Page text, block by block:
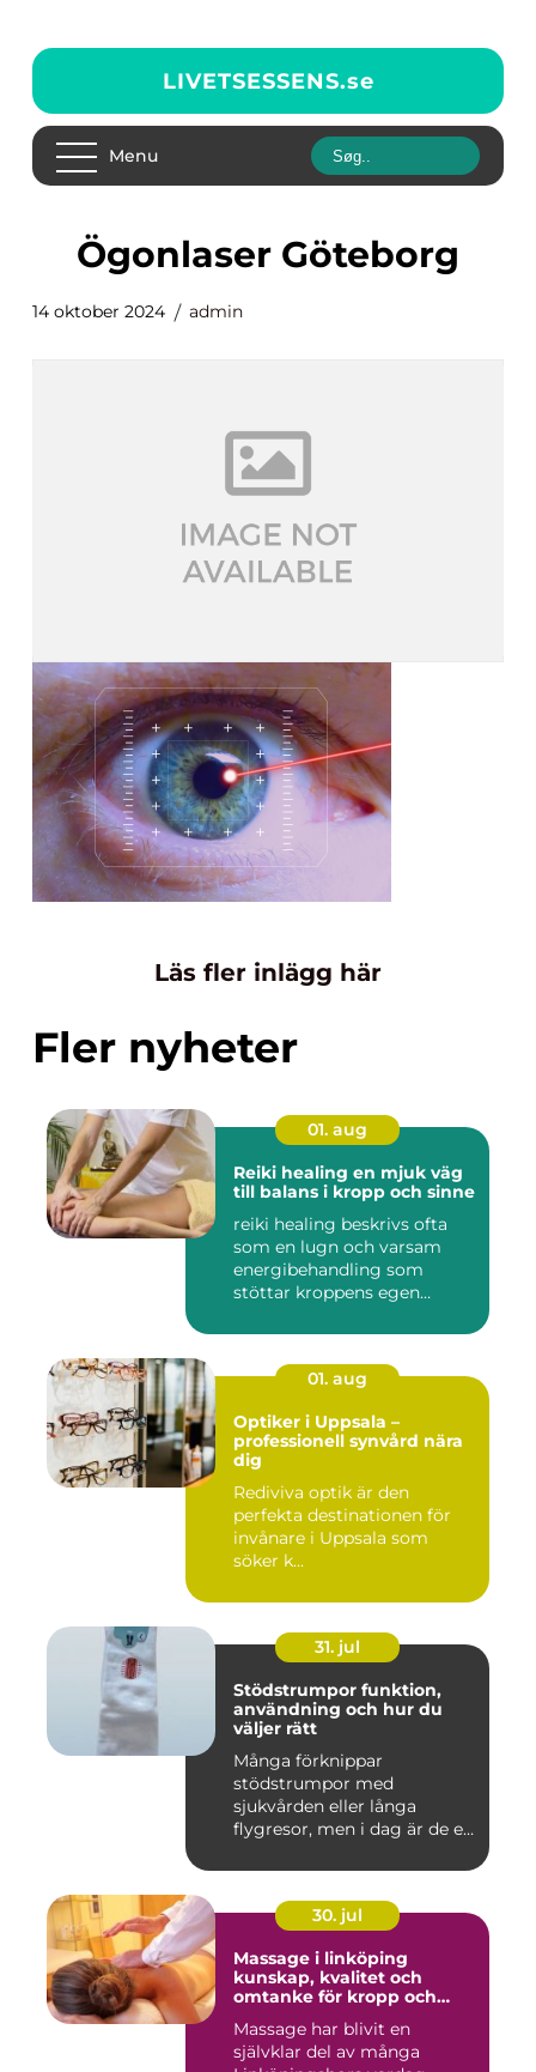
LIVETSESSENS.se
Menu
Ögonlaser Göteborg
14 oktober 2024 admin
Läs fler inlägg här
Fler nyheter
01. aug
Reiki healing en mjuk väg
till balans i kropp och sinne
reiki healing beskrivs ofta
som en lugn och varsam
energibehandling som
stöttar kroppens egen
01. aug
Optiker i Uppsala –
professionell synvård nära
dig
Rediviva optik är den
perfekta destinationen för
invånare i Uppsala som
söker k...
31. jul
Stödstrumpor funktion,
användning och hur du
väljer rätt
Många förknippar
stödstrumpor med
sjukvården eller långa
flygresor, men i dag är de ett
30. jul
Massage i linköping
kunskap, kvalitet och
omtanke för kropp och
Massage har blivit en
självklar del av många